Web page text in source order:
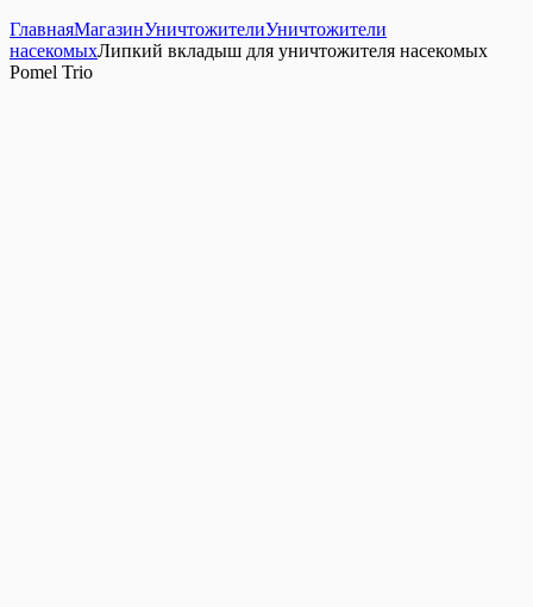
ГлавнаяМагазинУничтожителиУничтожители
насекомыхЛипкий вкладыш для уничтожителя насекомых
Pomel Trio